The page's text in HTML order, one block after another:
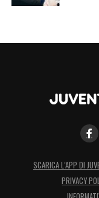
SCARICA L’APP DI
PRIVACY